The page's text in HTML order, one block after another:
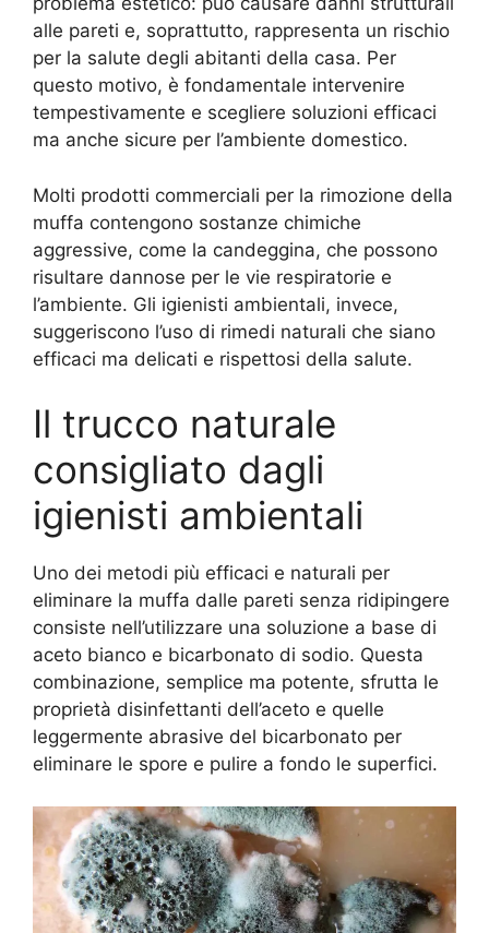
alle pareti e, soprattutto, rappresenta un rischio
per la salute degli abitanti della casa. Per
questo motivo, è fondamentale intervenire
tempestivamente e scegliere soluzioni efficaci
ma anche sicure per l’ambiente domestico.
Molti prodotti commerciali per la rimozione della
muffa contengono sostanze chimiche
aggressive, come la candeggina, che possono
risultare dannose per le vie respiratorie e
l’ambiente. Gli igienisti ambientali, invece,
suggeriscono l’uso di rimedi naturali che siano
efficaci ma delicati e rispettosi della salute.
Il trucco naturale
consigliato dagli
igienisti ambientali
Uno dei metodi più efficaci e naturali per
eliminare la muffa dalle pareti senza ridipingere
consiste nell’utilizzare una soluzione a base di
aceto bianco e bicarbonato di sodio. Questa
combinazione, semplice ma potente, sfrutta le
proprietà disinfettanti dell’aceto e quelle
leggermente abrasive del bicarbonato per
eliminare le spore e pulire a fondo le superfici.